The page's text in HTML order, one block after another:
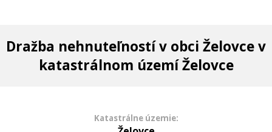
Dražba nehnuteľností v obci Želovce v
katastrálnom území Želovce
Katastrálne územie: